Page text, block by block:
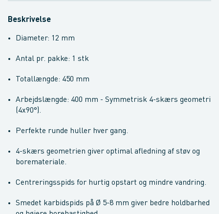
Beskrivelse
Diameter: 12 mm
Antal pr. pakke: 1 stk
Totallængde: 450 mm
Arbejdslængde: 400 mm - Symmetrisk 4-skærs geometri
(4x90°).
Perfekte runde huller hver gang.
4-skærs geometrien giver optimal afledning af støv og
boremateriale.
Centreringsspids for hurtig opstart og mindre vandring.
Smedet karbidspids på Ø 5-8 mm giver bedre holdbarhed